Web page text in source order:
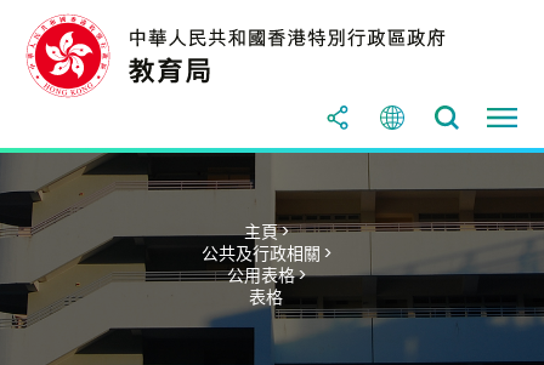
主頁 >
公共及行政相關 >
公用表格 >
表格